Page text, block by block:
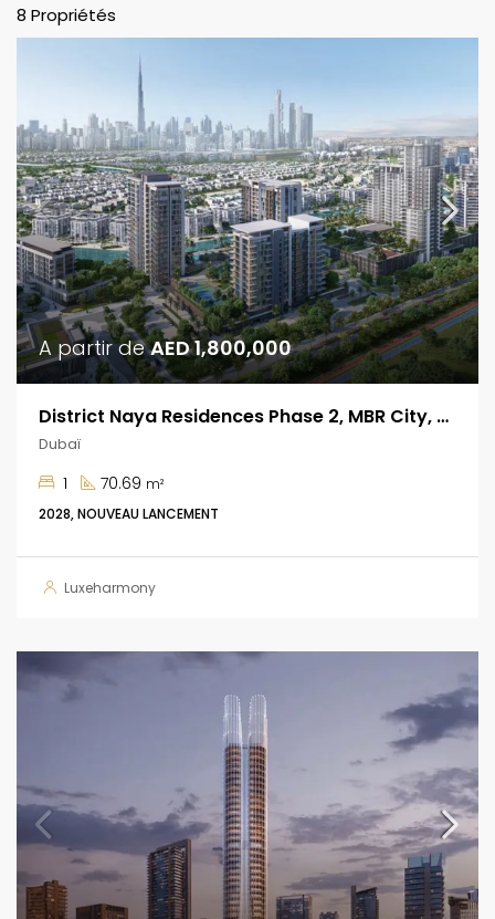
8 Propriétés
A partir deAED 1,800,000
District Naya Residences Phase 2, MBR City, Dubaï
Dubaï
1 70.69 m²
2028, NOUVEAU LANCEMENT
Luxeharmony